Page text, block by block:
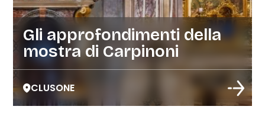
Gli approfondimenti della
mostra di Carpinoni
CLUSONE